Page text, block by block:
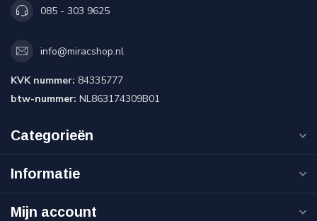
085 - 303 9625
info@miracshop.nl
KVK nummer: 84335777
btw-nummer: NL863174309B01
Categorieën
Informatie
Mijn account